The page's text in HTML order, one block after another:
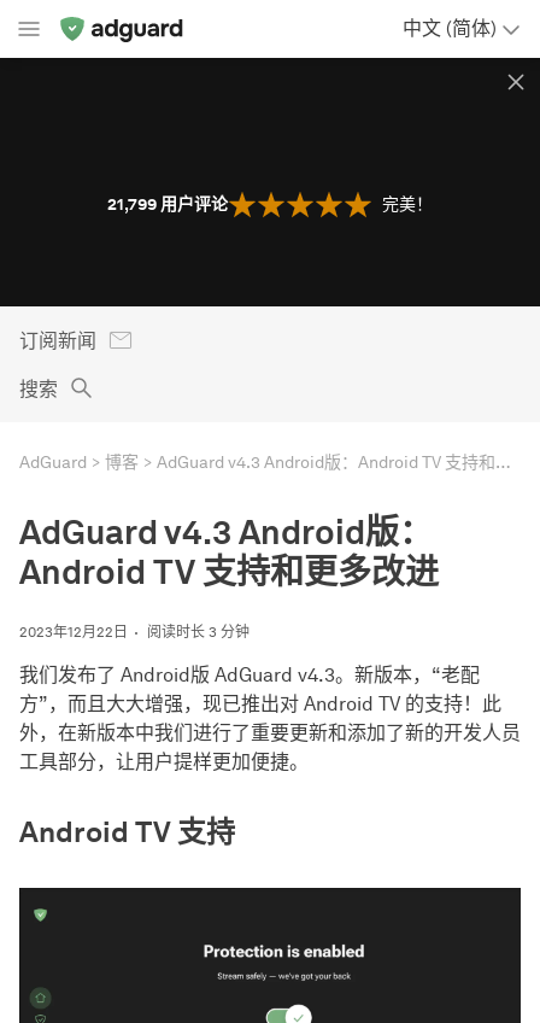
中文 (简体)
21,799 用户评论 完美！
订阅新闻
搜索
AdGuard 博客 AdGuard v4.3 Android版：Android TV 支持和更多改进
AdGuard v4.3 Android版：
Android TV 支持和更多改进
2023年12月22日 阅读时长 3 分钟
我们发布了 Android版 AdGuard v4.3。新版本，“老配
方”，而且大大增强，现已推出对 Android TV 的支持！此
外，在新版本中我们进行了重要更新和添加了新的开发人员
工具部分，让用户提样更加便捷。
Android TV 支持